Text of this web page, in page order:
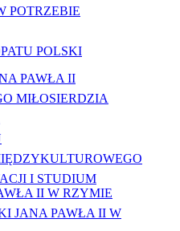
POTRZEBIE
POLSKI
PAWŁA II
MIŁOSIERDZIA
I STUDIUM
II W RZYMIE
JANA PAWŁA II W